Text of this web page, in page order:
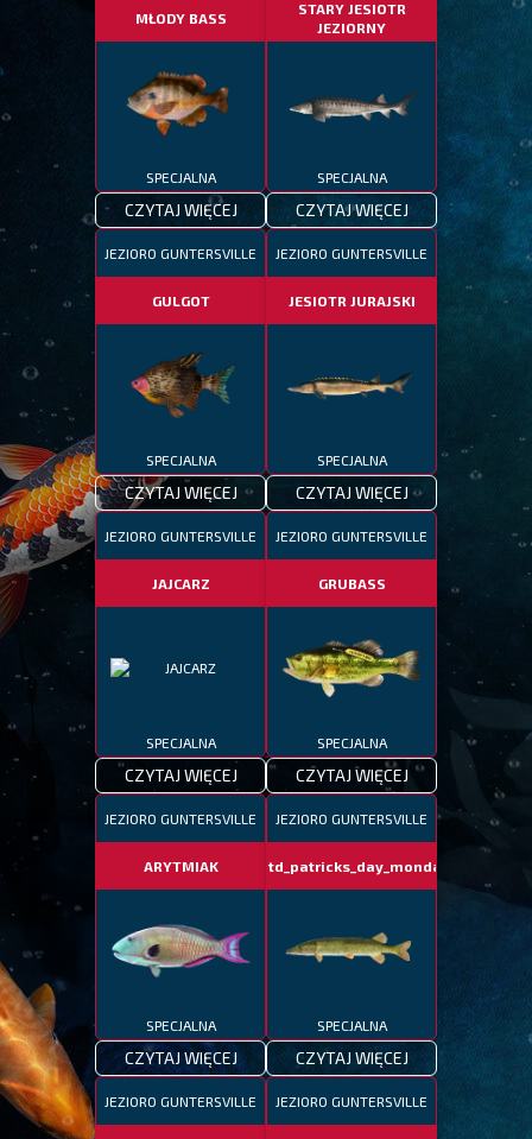
MŁODY BASS
SPECJALNA
CZYTAJ WIĘCEJ
STARY JESIOTR
JEZIORNY
SPECJALNA
CZYTAJ WIĘCEJ
JEZIORO GUNTERSVILLE
GULGOT
SPECJALNA
CZYTAJ WIĘCEJ
JEZIORO GUNTERSVILLE
JESIOTR JURAJSKI
SPECJALNA
CZYTAJ WIĘCEJ
JEZIORO GUNTERSVILLE
JAJCARZ
SPECJALNA
CZYTAJ WIĘCEJ
JEZIORO GUNTERSVILLE
GRUBASS
SPECJALNA
CZYTAJ WIĘCEJ
JEZIORO GUNTERSVILLE
ARYTMIAK
SPECJALNA
CZYTAJ WIĘCEJ
JEZIORO GUNTERSVILLE
fotd_patricks_day_monday
SPECJALNA
CZYTAJ WIĘCEJ
JEZIORO GUNTERSVILLE JEZIORO GUNTERSVILLE